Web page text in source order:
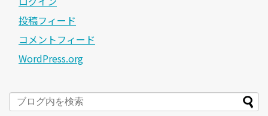
投稿フィード
コメントフィード
WordPress.org